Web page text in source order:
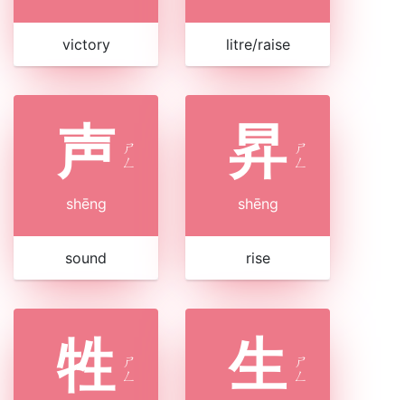
victory litre/raise
声 ㄕ
ㄥ
shēng
sound
昇 ㄕ
ㄥ
shēng
rise
牲
ㄕ
ㄥ
生 ㄕ
ㄥ